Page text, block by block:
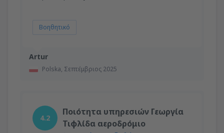
Artur
Polska, Σεπτέμβριος 2025
Βοηθητικό
4.2
Ποιότητα υπηρεσιών Γεωργία
Τιφλίδα αεροδρόμιο